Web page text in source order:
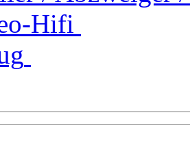
Hifi